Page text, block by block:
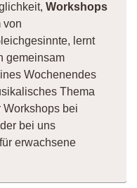
Workshops
von
lernt
gemeinsam
Wochenendes
Thema
bei
bei uns
erwachsene